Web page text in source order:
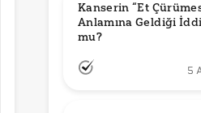
Kanserin “Et
Anlamına Geldiği
mu?
5